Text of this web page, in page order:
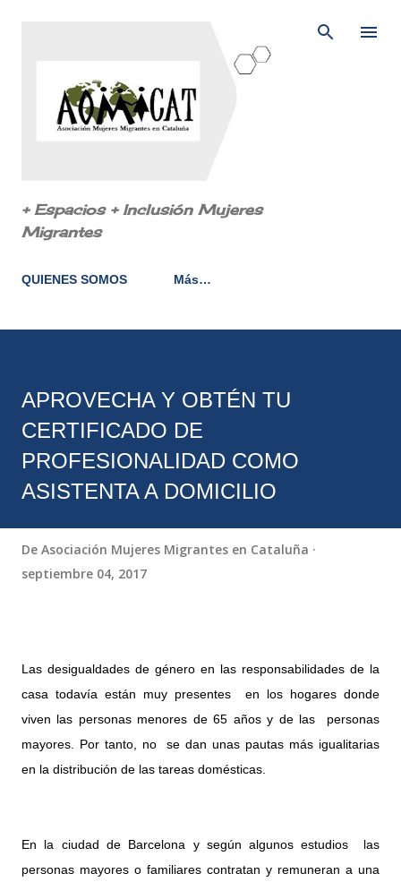
+ Espacios + Inclusión Mujeres
Migrantes
QUIENES SOMOS Más…
APROVECHA Y OBTÉN TU
CERTIFICADO DE
PROFESIONALIDAD COMO
ASISTENTA A DOMICILIO
De Asociación Mujeres Migrantes en Cataluña
septiembre 04, 2017
Las desigualdades de género en las responsabilidades de la
casa todavía están muy presentes en los hogares donde
viven las personas menores de 65 años y de las personas
mayores. Por tanto, no se dan unas pautas más igualitarias
en la distribución de las tareas domésticas.
En la ciudad de Barcelona y según algunos estudios las
personas mayores o familiares contratan y remuneran a una